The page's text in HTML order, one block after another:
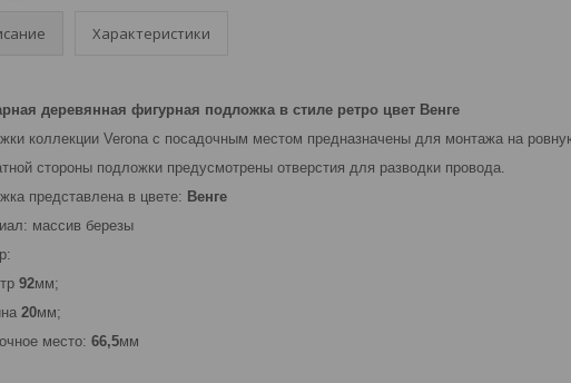
Характеристики
деревянная фигурная подложка в стиле ретро цвет Венге
коллекции Verona с посадочным местом предназначены для монтажа на
стороны подложки предусмотрены отверстия для разводки провода.
представлена в цвете: Венге
массив березы
92мм;
20мм;
место: 66,5мм